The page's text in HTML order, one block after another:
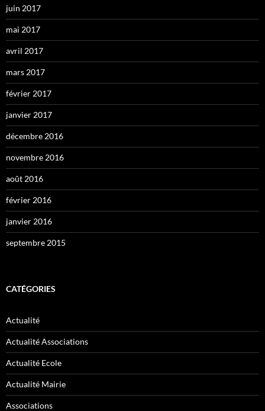
juin 2017
mai 2017
avril 2017
mars 2017
février 2017
janvier 2017
décembre 2016
novembre 2016
août 2016
février 2016
janvier 2016
septembre 2015
CATÉGORIES
Actualité
Actualité Associations
Actualité Ecole
Actualité Mairie
Associations